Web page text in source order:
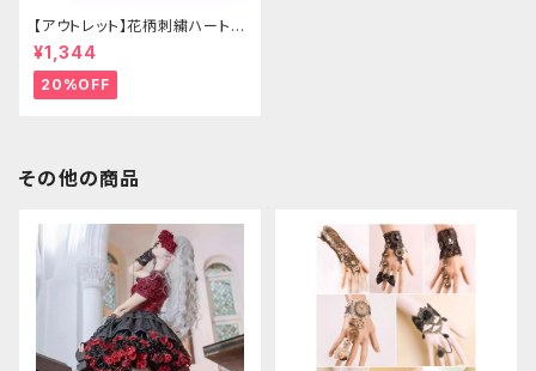
【アウトレット】花柄刺繍ハートバ
ッグ
¥1,344
20%OFF
その他の商品